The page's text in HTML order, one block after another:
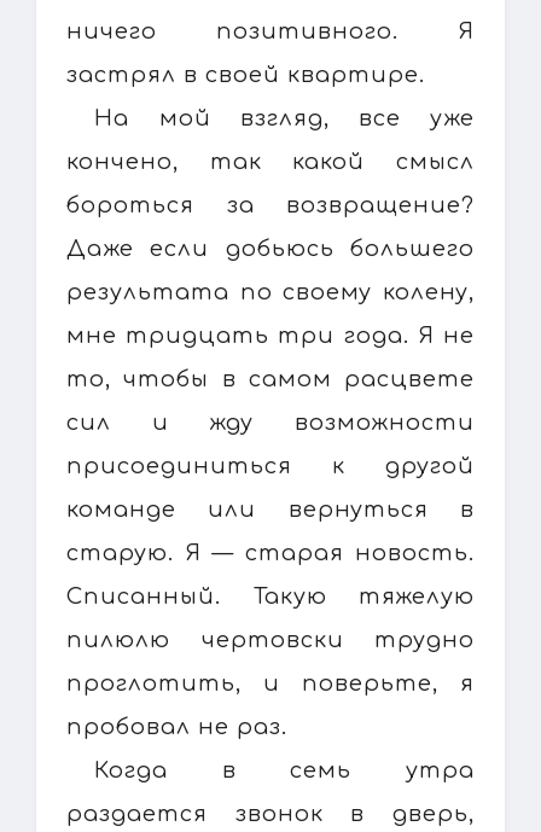
ничего позитивного. Я
застрял в своей квартире.
На мой взгляд, все уже
кончено, так какой смысл
бороться за возвращение?
Даже если добьюсь большего
результата по своему колену,
мне тридцать три года. Я не
то, чтобы в самом расцвете
сил и жду возможности
присоединиться к другой
команде или вернуться в
старую. Я — старая новость.
Списанный. Такую тяжелую
пилюлю чертовски трудно
проглотить, и поверьте, я
пробовал не раз.
Когда в семь утра
раздается звонок в дверь,